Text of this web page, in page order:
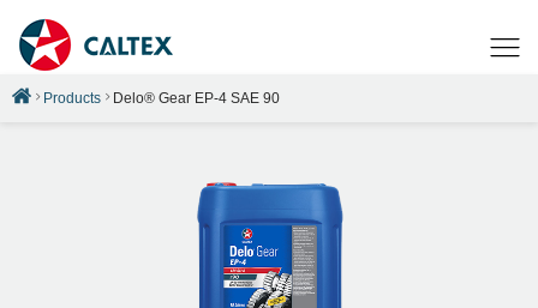
Products Delo® Gear EP-4 SAE 90